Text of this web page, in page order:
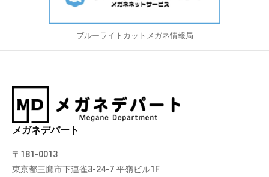
ブルーライトカットメガネ情報局
メガネデパート
〒181-0013
東京都三鷹市下連雀3-24-7 平嶺ビル1F